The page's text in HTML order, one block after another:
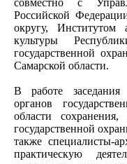
Российской
округу, Институтом
культуры
государственной
Самарской области.
В работе заседания
органов
области
государственной
также специалисты-
практическую